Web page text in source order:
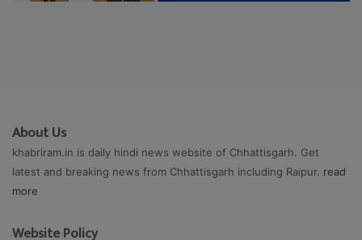
About Us
khabriram.in is daily hindi news website of Chhattisgarh. Get
latest and breaking news from Chhattisgarh including Raipur. read
more
Website Policy